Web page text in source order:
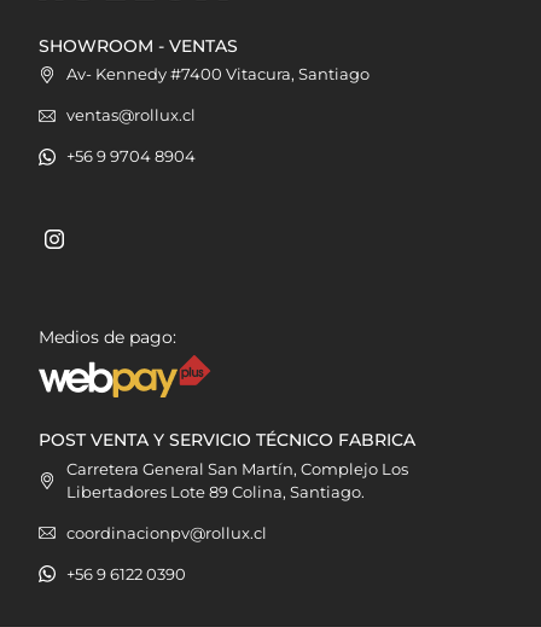
SHOWROOM - VENTAS
Av- Kennedy #7400 Vitacura, Santiago
ventas@rollux.cl
+56 9 9704 8904
Medios de pago:
POST VENTA Y SERVICIO TÉCNICO FABRICA
Carretera General San Martín, Complejo Los
Libertadores Lote 89 Colina, Santiago.
coordinacionpv@rollux.cl
+56 9 6122 0390